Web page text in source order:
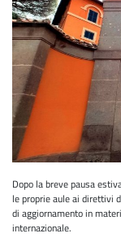
Dopo la breve pausa
le proprie aule ai direttivi
di aggiornamento in
internazionale.